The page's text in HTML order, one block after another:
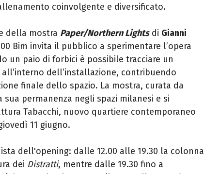
coinvolgente e diversificato.
della mostra Paper/Northern Lightsdi Gianni
Bim invita il pubblico a sperimentare l’opera
un paio di forbici è possibile tracciare un
dell’installazione, contribuendo
finale dello spazio. La mostra, curata da
sua permanenza negli spazi milanesi e si
Tabacchi, nuovo quartiere contemporaneo
11 giugno.
dell'opening: dalle 12.00 alle 19.30 la colonna
dei Distratti, mentre dalle 19.30 fino a